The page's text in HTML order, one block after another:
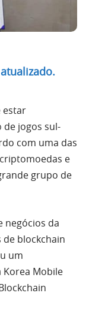
estar
jogos sul-
com uma das
e
grupo de
negócios da
de blockchain
um
Mobile